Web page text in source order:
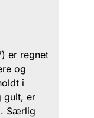
er regnet
og
i
gult, er
Særlig